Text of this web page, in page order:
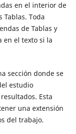
en el interior de
Tablas. Toda
de Tablas y
en el texto si la
sección donde se
estudio
Esta
una extensión
del trabajo.